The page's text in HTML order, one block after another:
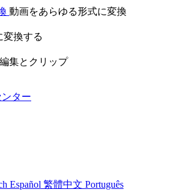
動画をあらゆる形式に変換
変換する
集とクリップ
ター
Español 繁體中文 Português